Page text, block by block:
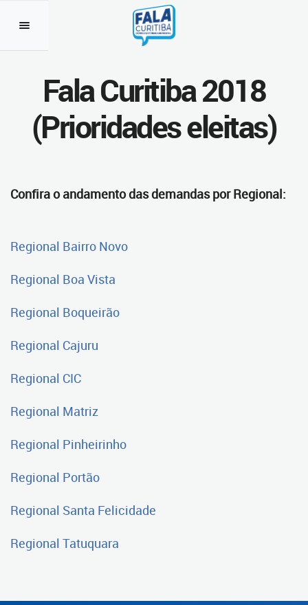
Fala Curitiba 2018
(Prioridades eleitas)
Confira o andamento das demandas por Regional:
Regional Bairro Novo
Regional Boa Vista
Regional Boqueirão
Regional Cajuru
Regional CIC
Regional Matriz
Regional Pinheirinho
Regional Portão
Regional Santa Felicidade
Regional Tatuquara